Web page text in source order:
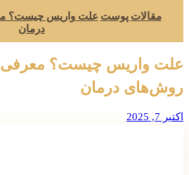
مقالات پوست علت واریس چیست؟
درمان
علت واریس چیست؟ معرفی
روش‌های درمان
اکتبر 7, 2025